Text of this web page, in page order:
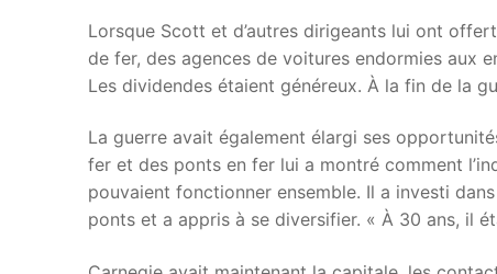
Lorsque Scott et d’autres dirigeants lui ont
de fer, des agences de voitures endormies aux
Les dividendes étaient généreux. À la fin de la
La guerre avait également élargi ses
fer et des ponts en fer lui a montré comment
pouvaient fonctionner ensemble. Il a investi
ponts et a appris à se diversifier. « À 30 ans, il